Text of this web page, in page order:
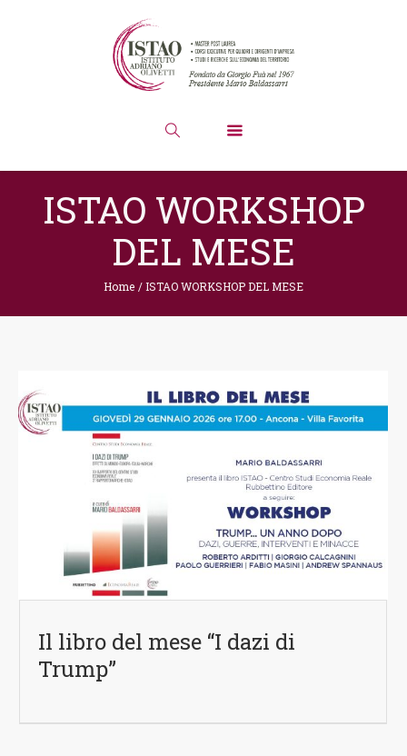
ISTAO WORKSHOP
DEL MESE
Home /ISTAO WORKSHOP DEL MESE
Il libro del mese “I dazi di
Trump”